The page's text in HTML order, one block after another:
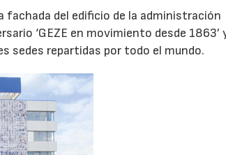
fachada del edificio de la administración
‘GEZE en movimiento desde 1863’
sedes repartidas por todo el mundo.